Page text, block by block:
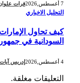
فرات علوان
التحليل الاخباري
كيف تحاول
السودانية في
إدريس آيات
التعليقات مغلقة.